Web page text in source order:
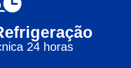
24 horas